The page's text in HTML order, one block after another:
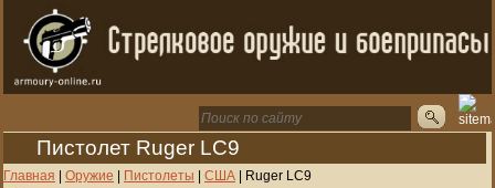
Пистолет Ruger LC9
Главная | Оружие | Пистолеты | США | Ruger LC9